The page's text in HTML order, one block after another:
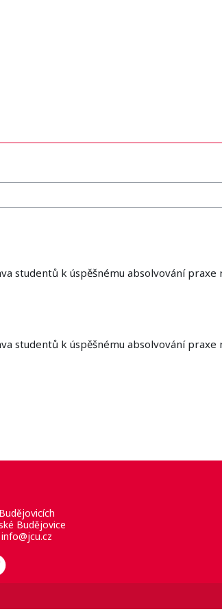
k úspěšnému absolvování praxe
k úspěšnému absolvování praxe
Budějovice
info@jcu.cz